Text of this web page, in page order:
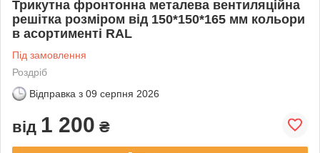
Трикутна фронтонна металева вентиляційна
решітка розміром від 150*150*165 мм кольори
в асортименті RAL
Під замовлення
Роздріб
Відправка з 09 серпня 2026
від 1 200 ₴